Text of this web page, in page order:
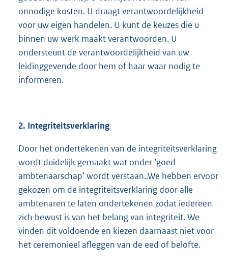
onnodige kosten. U draagt verantwoordelijkheid
voor uw eigen handelen. U kunt de keuzes die u
binnen uw werk maakt verantwoorden. U
ondersteunt de verantwoordelijkheid van uw
leidinggevende door hem of haar waar nodig te
informeren.
2. Integriteitsverklaring
Door het ondertekenen van de integriteitsverklaring
wordt duidelijk gemaakt wat onder ‘goed
ambtenaarschap’ wordt verstaan..We hebben ervoor
gekozen om de integriteitsverklaring door alle
ambtenaren te laten ondertekenen zodat iedereen
zich bewust is van het belang van integriteit. We
vinden dit voldoende en kiezen daarnaast niet voor
het ceremonieel afleggen van de eed of belofte.